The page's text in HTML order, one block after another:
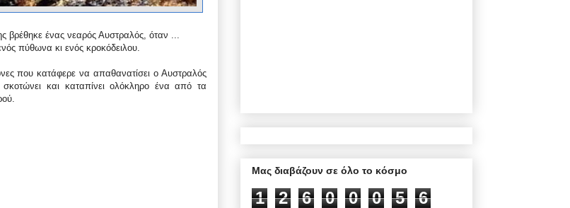
βρέθηκε ένας νεαρός Αυστραλός, όταν ...
πύθωνα κι ενός κροκόδειλου.
που κατάφερε να απαθανατίσει ο Αυστραλός
και καταπίνει ολόκληρο ένα από τα
Μας διαβάζουν σε όλο το κόσμο
1 2 6 0 0 0 5 6